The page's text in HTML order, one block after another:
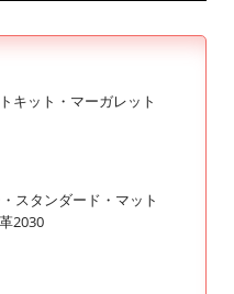
キット・マーガレット
スタンダード・マット
2030